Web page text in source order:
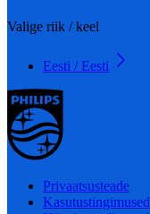
Valige riik / keel
Eesti / Eesti
Privaatsusteade
Kasutustingimused